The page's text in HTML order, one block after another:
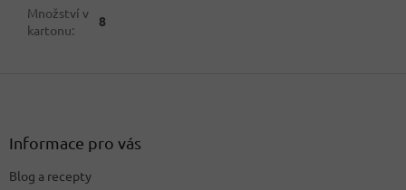
Množství v
kartonu:
8
Informace pro vás
Blog a recepty